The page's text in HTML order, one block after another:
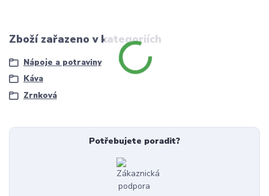
Zboží zařazeno v kategoriích
Nápoje a potraviny
Káva
Zrnková
Potřebujete poradit?